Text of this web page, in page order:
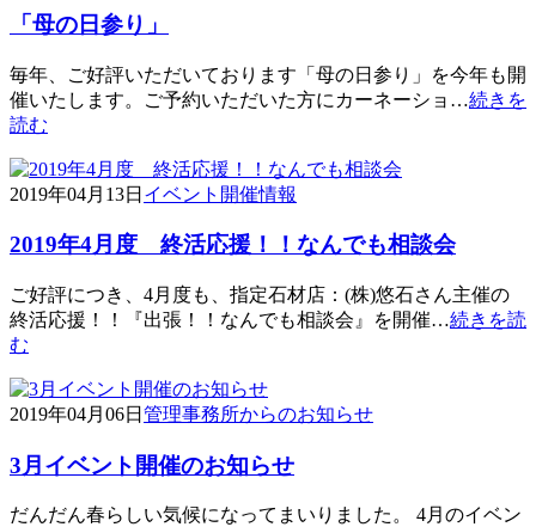
「母の日参り」
毎年、ご好評いただいております「母の日参り」を今年も開
催いたします。ご予約いただいた方にカーネーショ…続きを
読む
2019年04月13日 イベント開催情報
2019年4月度 終活応援！！なんでも相談会
ご好評につき、4月度も、指定石材店：(株)悠石さん主催の
終活応援！！『出張！！なんでも相談会』を開催…続きを読
む
2019年04月06日 管理事務所からのお知らせ
3月イベント開催のお知らせ
だんだん春らしい気候になってまいりました。 4月のイベン